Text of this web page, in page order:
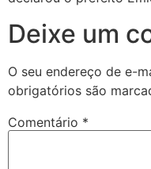
Deixe um
O seu endereço de e-
obrigatórios são
Comentário *